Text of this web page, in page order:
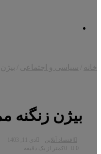
خانه سیاسی و اجتماعی
بیژن زنگنه
اقتصاد آنلاین
دی 11, 1403
کمتر از یک دقیقه